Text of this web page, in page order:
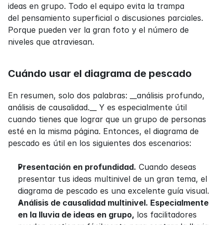
ideas en grupo. Todo el equipo evita la trampa
del pensamiento superficial o discusiones parciales.
Porque pueden ver la gran foto y el número de
niveles que atraviesan.
Cuándo usar el diagrama de pescado
En resumen, solo dos palabras: __análisis profundo,
análisis de causalidad.__ Y es especialmente útil
cuando tienes que lograr que un grupo de personas
esté en la misma página. Entonces, el diagrama de
pescado es útil en los siguientes dos escenarios:
Presentación en profundidad. Cuando deseas
presentar tus ideas multinivel de un gran tema, el
diagrama de pescado es una excelente guía visual.
Análisis de causalidad multinivel. Especialmente
en la lluvia de ideas en grupo, los facilitadores